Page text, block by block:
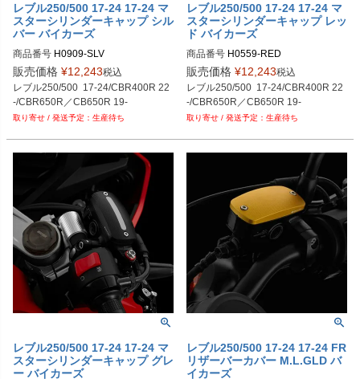
PRN015536-016052-016053-01608
2-34
PRN015536-016052-016053-01608
2-35
PRN015536-016052-016053-01608
2-36
PRN015536-016052-016053-01608
2-37
レブル250/500 17-24 17-24 マ
スターシリンダーキャップ シル
バー バイカーズ
商品番号 H0909-SLV
販売価格 ¥12,243税込
レブル250/500  17-24/CBR400R 22
-/CBR650R／CB650R 19-
生産待ち
レブル250/500 17-24 17-24 マ
スターシリンダーキャップ レッ
ド バイカーズ
商品番号 H0559-RED
販売価格 ¥12,243税込
レブル250/500  17-24/CBR400R 22
-/CBR650R／CB650R 19-
生産待ち
レブル250/500 17-24 17-24 マ
スターシリンダーキャップ グレ
ー バイカーズ
レブル250/500 17-24 17-24 FR
リザーバーカバー M.L.GLD バ
イカーズ